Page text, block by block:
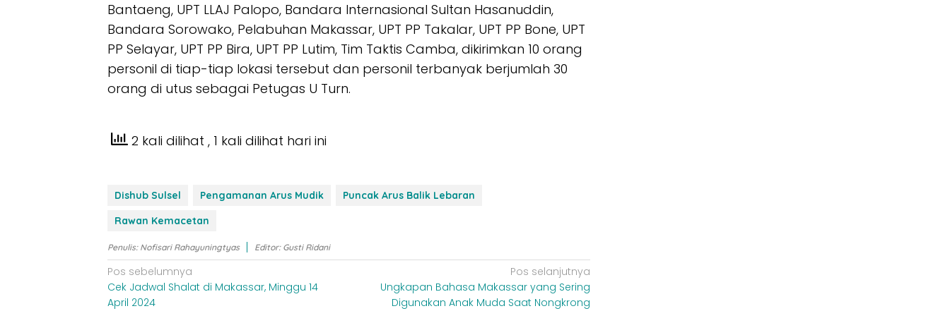
Bantaeng, UPT LLAJ Palopo, Bandara Internasional Sultan Hasanuddin,
Bandara Sorowako, Pelabuhan Makassar, UPT PP Takalar, UPT PP Bone, UPT
PP Selayar, UPT PP Bira, UPT PP Lutim, Tim Taktis Camba, dikirimkan 10 orang
personil di tiap-tiap lokasi tersebut dan personil terbanyak berjumlah 30
orang di utus sebagai Petugas U Turn.
2 kali dilihat , 1 kali dilihat hari ini
Dishub Sulsel Pengamanan Arus Mudik
Puncak Arus Balik Lebaran
Rawan Kemacetan
Penulis: Nofisari Rahayuningtyas Editor: Gusti Ridani
Navigasi
pos
Pos sebelumnya
Cek Jadwal Shalat di Makassar, Minggu 14
April 2024
Pos selanjutnya
Ungkapan Bahasa Makassar yang Sering
Digunakan Anak Muda Saat Nongkrong